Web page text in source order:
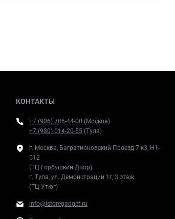
КОНТАКТЫ
+7 (906) 786-44-00 (Москва)
+7 (980) 014-20-55 (Тула)
г. Москва, Багратионовский Проезд 7 к3, H1-
012
(ТЦ Горбушкин Двор)
г. Тула, ул. Демонстрации 1г, 3 этаж
(ТЦ Утюг)
info@istoregadget.ru